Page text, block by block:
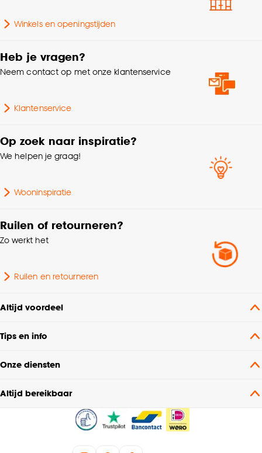
Winkels en openingstijden
Heb je vragen?
Neem contact op met onze klantenservice
Klantenservice
Op zoek naar inspiratie?
We helpen je graag!
Wooninspiratie
Ruilen of retourneren?
Zo werkt het
Ruilen en retourneren
Altijd voordeel
Tips en info
Onze diensten
Altijd bereikbaar